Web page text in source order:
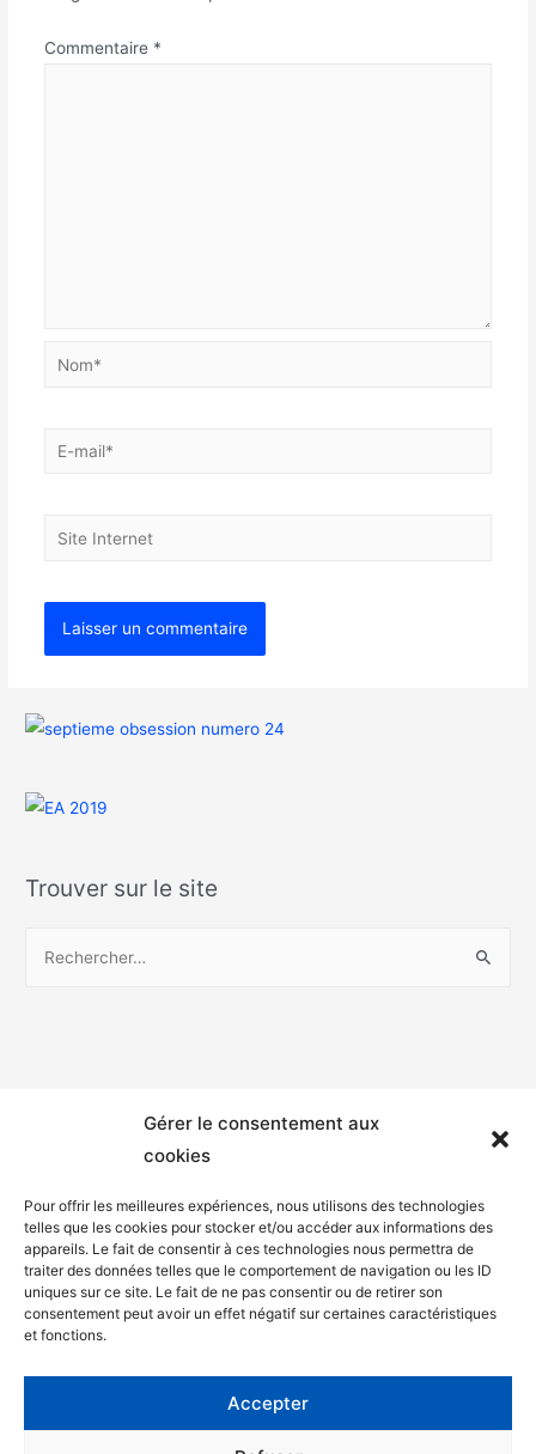
Gérer le consentement aux
cookies
Pour offrir les meilleures expériences, nous utilisons des technologies
telles que les cookies pour stocker et/ou accéder aux informations des
appareils. Le fait de consentir à ces technologies nous permettra de
traiter des données telles que le comportement de navigation ou les ID
uniques sur ce site. Le fait de ne pas consentir ou de retirer son
consentement peut avoir un effet négatif sur certaines caractéristiques
et fonctions.
Accepter
Commentaire *
Trouver sur le site
Mentions légales
Politique de confidentialité